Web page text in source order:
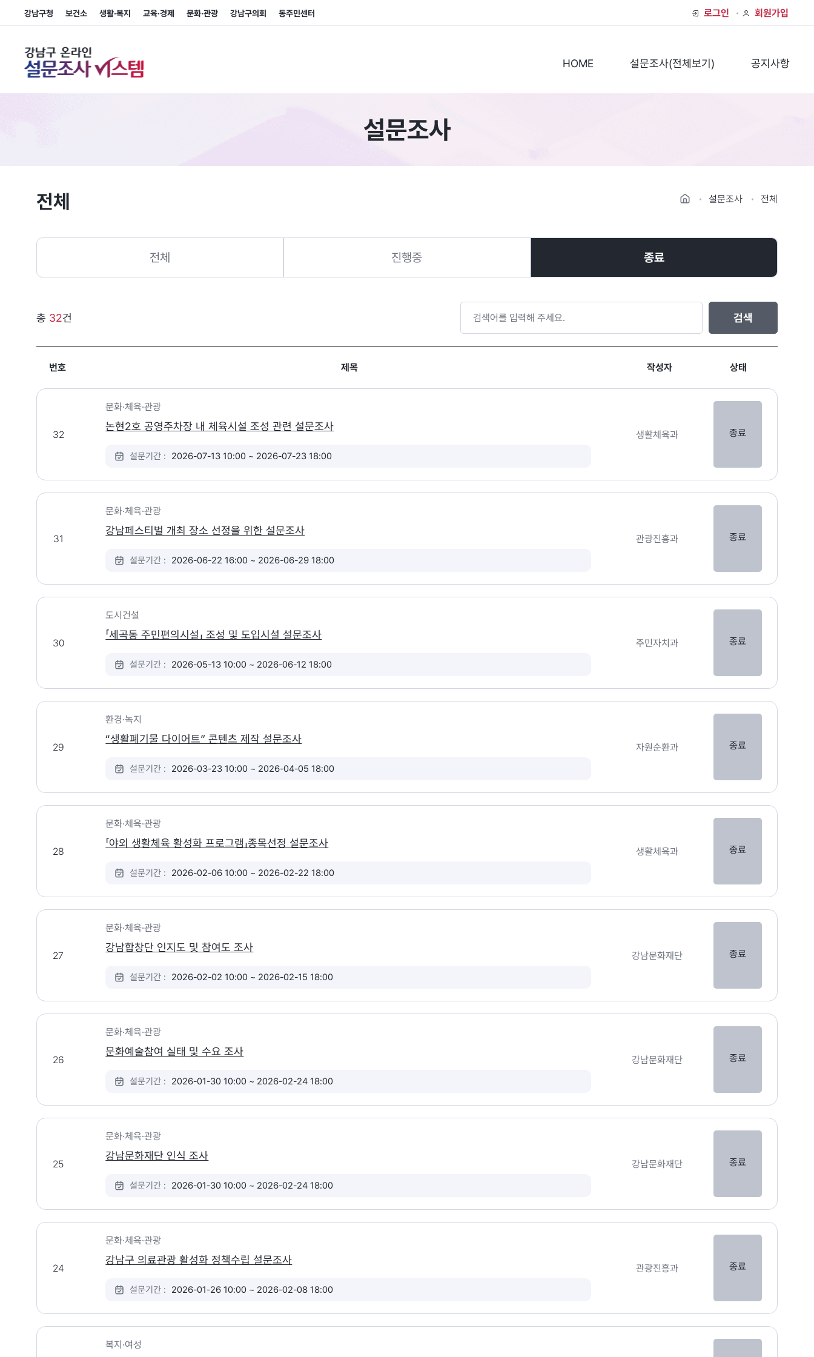
강남구청 보건소 생활·복지 교육·경제 문화·관광 강남구의회 동주민센터 로그인 회원가입
강남구 온라인 설문조사 시스템
HOME 설문조사(전체보기) 공지사항
설문조사
전체 HOME 설문조사 전체
전체 진행중 종료
총 32건 검색
번호 제목 작성자 상태
32
문화·체육·관광
논현2호 공영주차장 내 체육시설 조성 관련 설문조사
설문기간 : 2026-07-13 10:00 ~ 2026-07-23 18:00
생활체육과 종료
31
문화·체육·관광
강남페스티벌 개최 장소 선정을 위한 설문조사
설문기간 : 2026-06-22 16:00 ~ 2026-06-29 18:00
관광진흥과 종료
30
도시건설
「세곡동 주민편의시설」 조성 및 도입시설 설문조사
설문기간 : 2026-05-13 10:00 ~ 2026-06-12 18:00
주민자치과 종료
29
환경·녹지
“생활폐기물 다이어트” 콘텐츠 제작 설문조사
설문기간 : 2026-03-23 10:00 ~ 2026-04-05 18:00
자원순환과 종료
28
문화·체육·관광
「야외 생활체육 활성화 프로그램」종목선정 설문조사
설문기간 : 2026-02-06 10:00 ~ 2026-02-22 18:00
생활체육과 종료
27
문화·체육·관광
강남합창단 인지도 및 참여도 조사
설문기간 : 2026-02-02 10:00 ~ 2026-02-15 18:00
강남문화재단 종료
26
문화·체육·관광
문화예술참여 실태 및 수요 조사
설문기간 : 2026-01-30 10:00 ~ 2026-02-24 18:00
강남문화재단 종료
25
문화·체육·관광
강남문화재단 인식 조사
설문기간 : 2026-01-30 10:00 ~ 2026-02-24 18:00
강남문화재단 종료
24
문화·체육·관광
강남구 의료관광 활성화 정책수립 설문조사
설문기간 : 2026-01-26 10:00 ~ 2026-02-08 18:00
관광진흥과 종료
복지·여성